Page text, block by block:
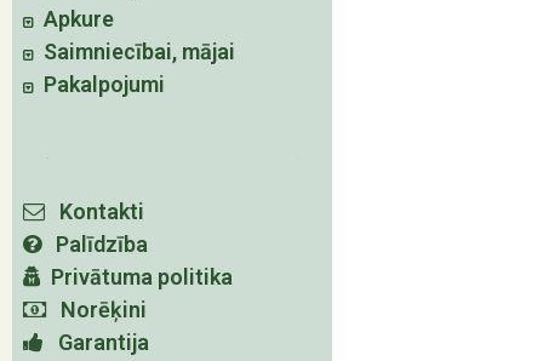
Apkure
Saimniecībai, mājai
Pakalpojumi
Kontakti
Palīdzība
Privātuma politika
Norēķini
Garantija